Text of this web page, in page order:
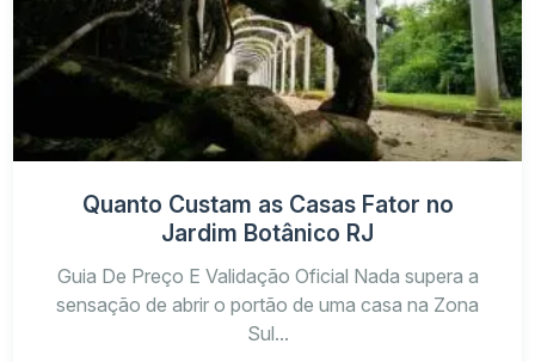
Quanto Custam as Casas Fator no
Jardim Botânico RJ
Guia De Preço E Validação Oficial Nada supera a
sensação de abrir o portão de uma casa na Zona
Sul...